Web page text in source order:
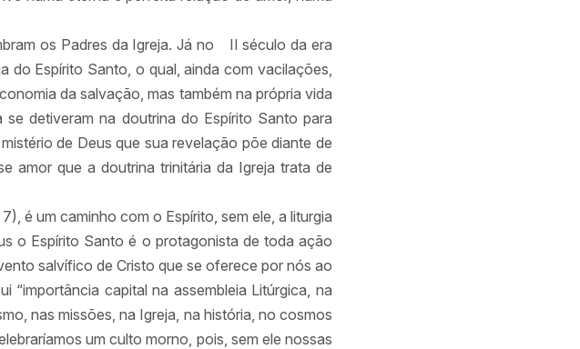
os Padres da Igreja. Já no
II século da era
Espírito Santo, o qual, ainda com vacilações,
da salvação, mas também na própria vida
detiveram na doutrina do Espírito Santo para
de Deus que sua revelação põe diante de
amor que a doutrina trinitária da Igreja trata de
é um caminho com o Espírito, sem ele, a liturgia
o Espírito Santo é o protagonista de toda ação
salvífico de Cristo que se oferece por nós ao
“importância capital na assembleia Litúrgica, na
nas missões, na Igreja, na história, no cosmos
um culto morno, pois, sem ele nossas